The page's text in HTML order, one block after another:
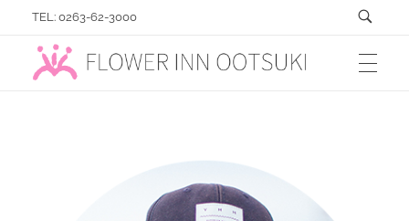
TEL: 0263-62-3000